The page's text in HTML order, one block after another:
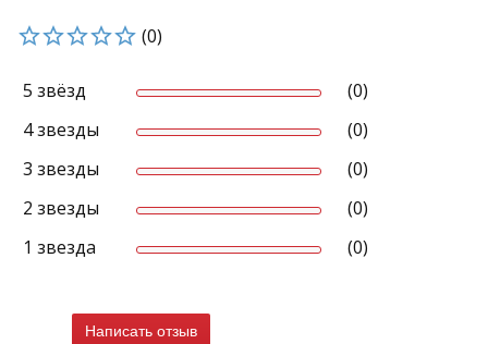
(0)
5 звёзд
(0)
4 звезды
(0)
3 звезды
(0)
2 звезды
(0)
1 звезда
(0)
Написать отзыв